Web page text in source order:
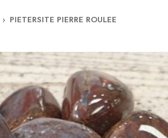
› PIETERSITE PIERRE ROULEE